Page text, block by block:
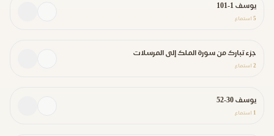
يوسف 1-101
5 استماع
جزء تبارك من سورة الملك إلى المرسلات
2 استماع
يوسف 30-52
1 استماع